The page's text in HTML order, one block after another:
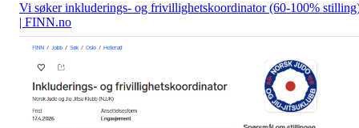
Vi søker inkluderings- og frivillighetskoordinator (60-100%
| FINN.no